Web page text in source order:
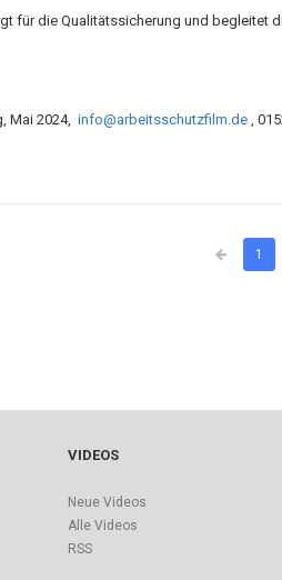
für die Qualitätssicherung und begleitet
Mai 2024, info@arbeitsschutzfilm.de ,
1
VIDEOS
Neue Videos
Alle Videos
RSS